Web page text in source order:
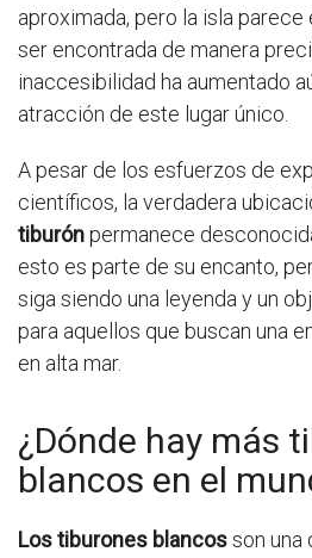
aproximada, pero la isla
ser encontrada de manera
inaccesibilidad ha aumentado
atracción de este lugar único.
A pesar de los esfuerzos de
científicos, la verdadera
tiburónpermanece
esto es parte de su encanto,
siga siendo una leyenda y un
para aquellos que buscan una
en alta mar.
¿Dónde hay más
blancos en el
Los tiburones blancosson una